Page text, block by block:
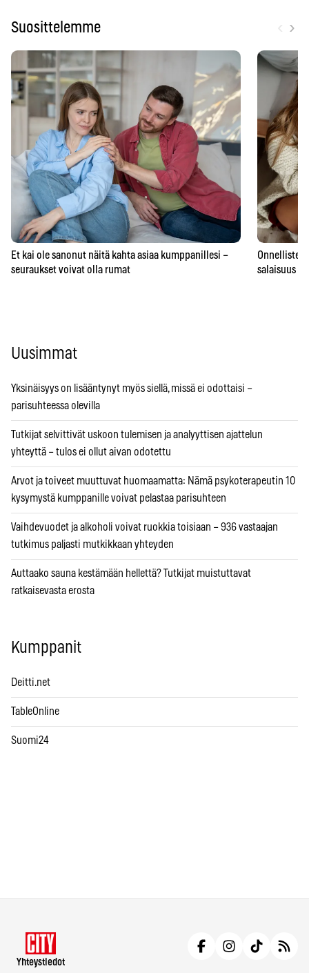
Suosittelemme ›
Et kai ole sanonut näitä kahta asiaa kumppanillesi –
seuraukset voivat olla rumat
Onnellisten
salaisuus –
Uusimmat
Yksinäisyys on lisääntynyt myös siellä, missä ei odottaisi –
parisuhteessa olevilla
Tutkijat selvittivät uskoon tulemisen ja analyyttisen ajattelun
yhteyttä – tulos ei ollut aivan odotettu
Arvot ja toiveet muuttuvat huomaamatta: Nämä psykoterapeutin 10
kysymystä kumppanille voivat pelastaa parisuhteen
Vaihdevuodet ja alkoholi voivat ruokkia toisiaan – 936 vastaajan
tutkimus paljasti mutkikkaan yhteyden
Auttaako sauna kestämään hellettä? Tutkijat muistuttavat
ratkaisevasta erosta
Kumppanit
Deitti.net
TableOnline
Suomi24
Yhteystiedot